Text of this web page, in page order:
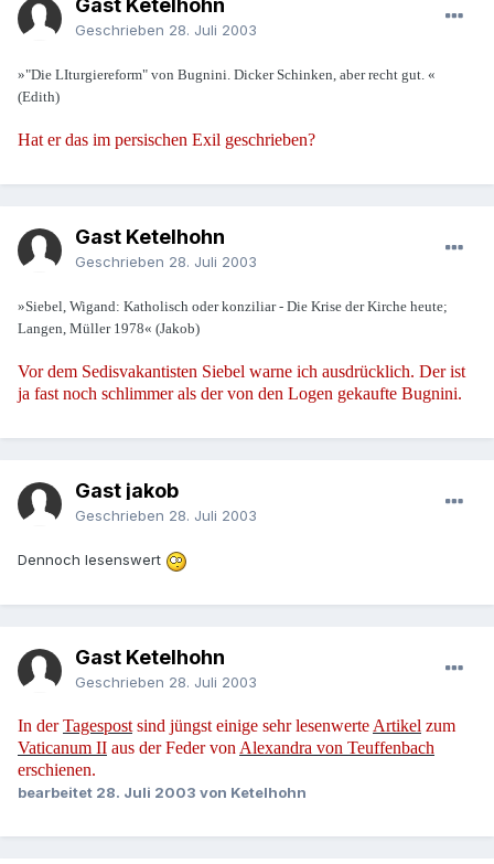
Gast Ketelhohn
Geschrieben 28. Juli 2003
»"Die LIturgiereform" von Bugnini. Dicker Schinken, aber recht gut. «
(Edith)
Hat er das im persischen Exil geschrieben?
Gast Ketelhohn
Geschrieben 28. Juli 2003
»Siebel, Wigand: Katholisch oder konziliar - Die Krise der Kirche heute;
Langen, Müller 1978« (Jakob)
Vor dem Sedisvakantisten Siebel warne ich ausdrücklich. Der ist
ja fast noch schlimmer als der von den Logen gekaufte Bugnini.
Gast jakob
Geschrieben 28. Juli 2003
Dennoch lesenswert
Gast Ketelhohn
Geschrieben 28. Juli 2003
In derTagespost sind jüngst einige sehr lesenwerte Artikel zum
Vaticanum II aus der Feder von Alexandra von Teuffenbach
erschienen.
bearbeitet 28. Juli 2003 von Ketelhohn